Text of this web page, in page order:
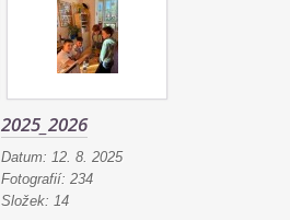
2025_2026
Datum: 12. 8. 2025
Fotografií: 234
Složek: 14